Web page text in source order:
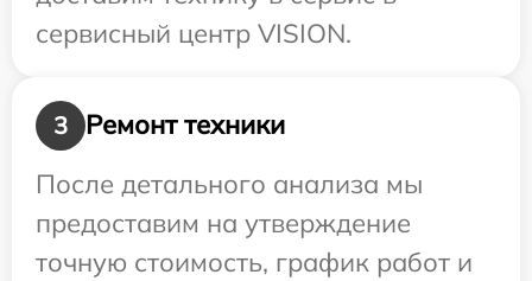
сервисный центр VISION.
3
Ремонт техники
После детального анализа мы
предоставим на утверждение
точную стоимость, график работ и